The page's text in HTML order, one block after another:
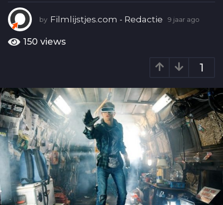
a
g
o
a
r
a
g
o
by Filmlijstjes.com - Redactie 9 jaar ago
a
150 views
1